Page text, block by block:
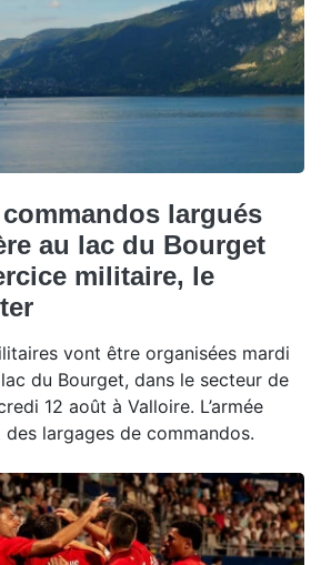
largués
au lac du Bourget
militaire, le
vont être organisées mardi
du Bourget, dans le secteur de
12 août à Valloire. L’armée
largages de commandos.